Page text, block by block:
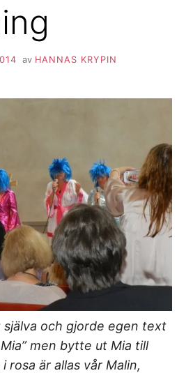
av HANNAS KRYPIN
själva och gjorde egen text
men bytte ut Mia till
rosa är allas vår Malin,